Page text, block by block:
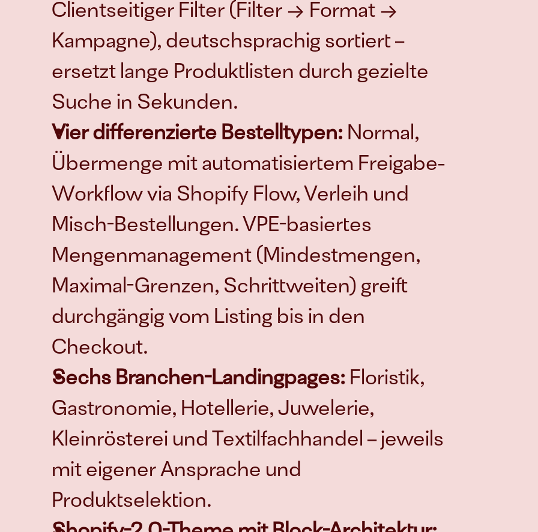
Clientseitiger Filter (Filter → Format →
Kampagne), deutschsprachig sortiert –
ersetzt lange Produktlisten durch gezielte
Suche in Sekunden.
Vier differenzierte Bestelltypen: Normal,
Übermenge mit automatisiertem Freigabe-
Workflow via Shopify Flow, Verleih und
Misch-Bestellungen. VPE-basiertes
Mengenmanagement (Mindestmengen,
Maximal-Grenzen, Schrittweiten) greift
durchgängig vom Listing bis in den
Checkout.
Sechs Branchen-Landingpages: Floristik,
Gastronomie, Hotellerie, Juwelerie,
Kleinrösterei und Textilfachhandel – jeweils
mit eigener Ansprache und
Produktselektion.